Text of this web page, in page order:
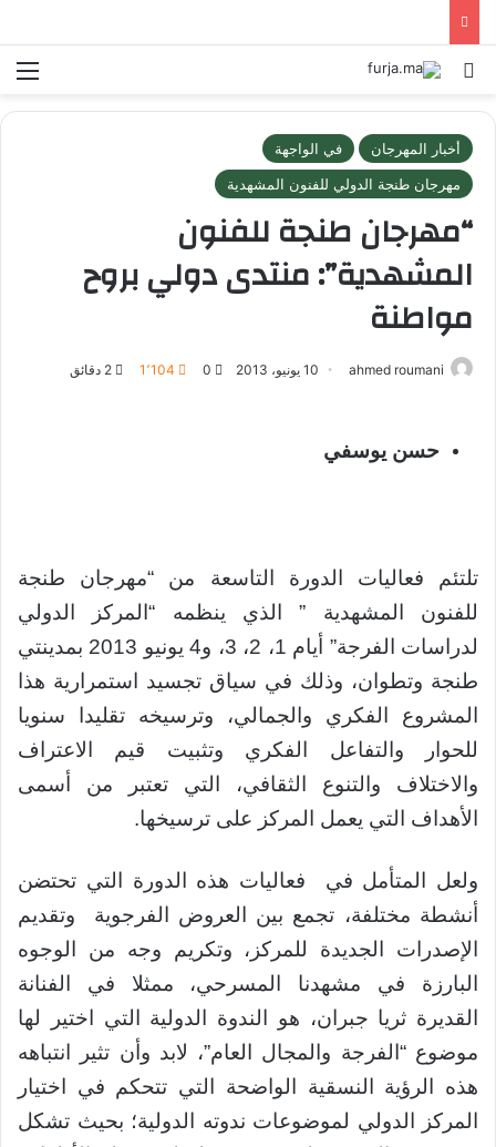
بحث عن
أخبار المهرجان
في الواجهة
مهرجان طنجة الدولي للفنون المشهدية
“مهرجان طنجة للفنون
المشهدية”: منتدى دولي بروح
مواطنة
ahmed roumani 10 يونيو، 2013 0 1٬104
حسن يوسفي
تلتئم فعاليات الدورة التاسعة من “مهرجان طنجة
للفنون المشهدية ” الذي ينظمه “المركز الدولي
لدراسات الفرجة” أيام 1، 2، 3، و4 يونيو 2013 بمدينتي
طنجة وتطوان، وذلك في سياق تجسيد استمرارية هذا
المشروع الفكري والجمالي، وترسيخه تقليدا سنويا
للحوار والتفاعل الفكري وتثبيت قيم الاعتراف
والاختلاف والتنوع الثقافي، التي تعتبر من أسمى
الأهداف التي يعمل المركز على ترسيخها.
ولعل المتأمل في فعاليات هذه الدورة التي تحتضن
أنشطة مختلفة، تجمع بين العروض الفرجوية وتقديم
الإصدرات الجديدة للمركز، وتكريم وجه من الوجوه
البارزة في مشهدنا المسرحي، ممثلا في الفنانة
القديرة ثريا جبران، هو الندوة الدولية التي اختير لها
موضوع “الفرجة والمجال العام”، لابد وأن تثير انتباهه
هذه الرؤية النسقية الواضحة التي تتحكم في اختيار
المركز الدولي لموضوعات ندوته الدولية؛ بحيث تشكل